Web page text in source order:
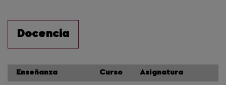
Docencia
Enseñanza Curso Asignatura